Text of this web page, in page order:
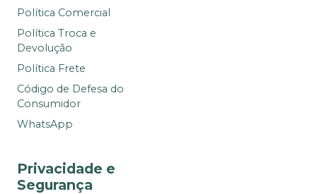
Política Comercial
Política Troca e
Devolução
Política Frete
Código de Defesa do
Consumidor
WhatsApp
Privacidade e
Segurança